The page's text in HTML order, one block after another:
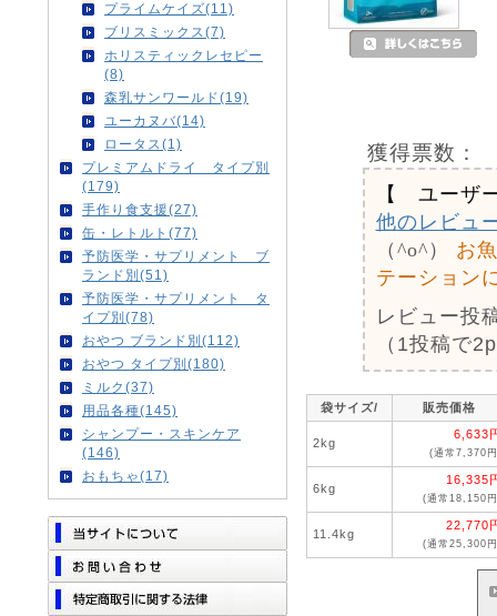
プライムケイズ(11)
ブリスミックス(7)
ホリスティックレセピー
(8)
森乳サンワールド(19)
ユーカヌバ(14)
ロータス(1)
プレミアムドライ タイプ別
(179)
手作り食支援(27)
缶・レトルト(77)
予防医学・サプリメント ブ
ランド別(51)
予防医学・サプリメント タ
イプ別(78)
おやつ ブランド別(112)
おやつ タイプ別(180)
ミルク(37)
用品各種(145)
シャンプー・スキンケア
(146)
おもちゃ(17)
獲得票数：
【 ユーザ
他のレビュ
（^o^）
お
テーション
レビュー投
（1投稿で
袋サイズ/ 販売価格
2kg
6,633
(通常7,370
6kg
16,335
(通常18,150
11.4kg
22,770
(通常25,300